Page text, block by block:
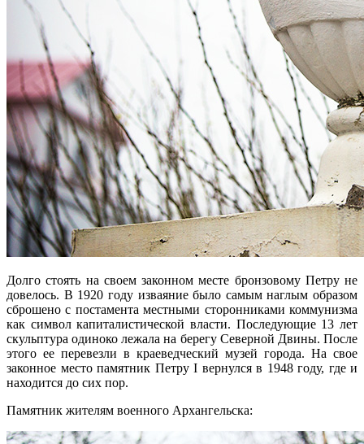
Долго стоять на своем законном месте бронзовому Петру не
довелось. В 1920 году изваяние было самым наглым образом
сброшено с постамента местными сторонниками коммунизма
как символ капиталистической власти. Последующие 13 лет
скульптура одиноко лежала на берегу Северной Двины. После
этого ее перевезли в краеведческий музей города. На свое
законное место памятник Петру I вернулся в 1948 году, где и
находится до сих пор.
Памятник жителям военного Архангельска: